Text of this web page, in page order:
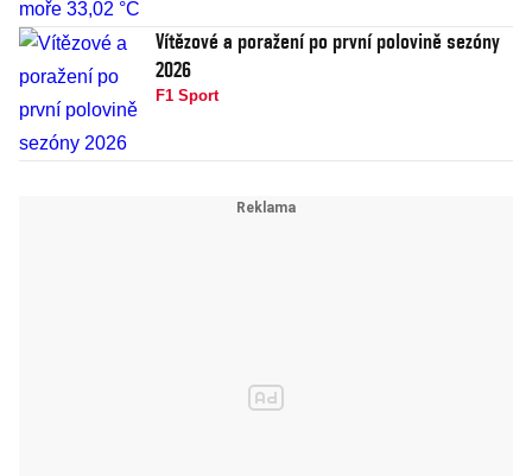
Vítězové a poražení po první polovině sezóny
2026
F1 Sport